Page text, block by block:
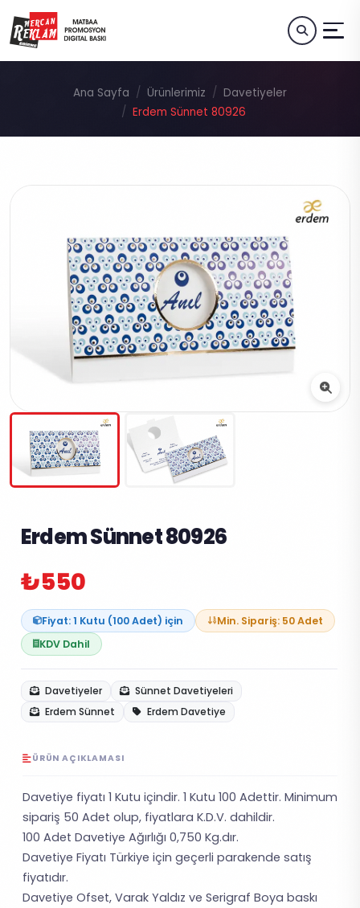
Ana Sayfa Ürünlerimiz
Davetiyeler
Erdem Sünnet 80926
Erdem Sünnet 80926
₺550
Fiyat: 1 Kutu (100 Adet) için
Min. Sipariş: 50 Adet
KDV Dahil
Davetiyeler
Sünnet Davetiyeleri
Erdem Sünnet
Erdem Davetiye
ÜRÜN AÇIKLAMASI
Davetiye fiyatı 1 Kutu içindir. 1 Kutu 100 Adettir. Minimum
sipariş 50 Adet olup, fiyatlara K.D.V. dahildir.
100 Adet Davetiye Ağırlığı 0,750 Kg.dır.
Davetiye Fiyatı Türkiye için geçerli parakende satış
fiyatıdır.
Davetiye Ofset, Varak Yaldız ve Serigraf Boya baskı